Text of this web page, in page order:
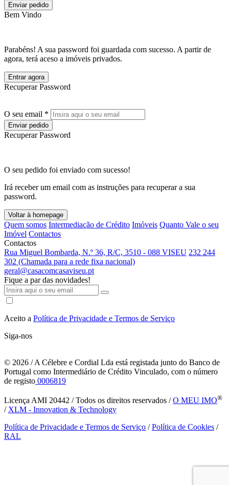
Enviar pedido
Bem Vindo
Parabéns! A sua password foi guardada com sucesso. A partir de
agora, terá aceso a imóveis privados.
Entrar agora
Recuperar Password
O seu email *
Enviar pedido
Recuperar Password
O seu pedido foi enviado com sucesso!
Irá receber um email com as instruções para recuperar a sua
password.
Voltar à homepage
Quem somos Intermediação de Crédito Imóveis Quanto Vale o seu
Imóvel Contactos
Contactos
Rua Miguel Bombarda, N.º 36, R/C, 3510 - 088 VISEU 232 244
302 (Chamada para a rede fixa nacional)
geral@casacomcasaviseu.pt
Fique a par das novidades!
Aceito a Política de Privacidade e Termos de Serviço
Siga-nos
© 2026 / A Célebre e Cordial Lda está registada junto do Banco de
Portugal como Intermediário de Crédito Vinculado, com o número
de registo 0006819
Licença AMI 20442 / Todos os direitos reservados /O MEU IMO®
/ XLM - Innovation & Technology
Política de Privacidade e Termos de Serviço /Política de Cookies /
RAL